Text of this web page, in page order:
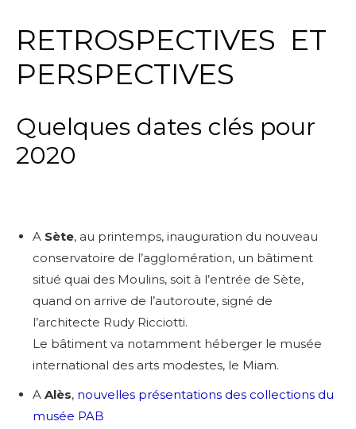
RETROSPECTIVES ET
PERSPECTIVES
Quelques dates clés pour
2020
A Sète, au printemps, inauguration du nouveau
conservatoire de l’agglomération, un bâtiment
situé quai des Moulins, soit à l’entrée de Sète,
quand on arrive de l’autoroute, signé de
l’architecte Rudy Ricciotti.
Le bâtiment va notamment héberger le musée
international des arts modestes, le Miam.
A Alès, nouvelles présentations des collections du
musée PAB